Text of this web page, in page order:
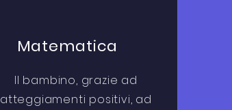
Matematica
Il bambino, grazie ad
atteggiamenti positivi, ad